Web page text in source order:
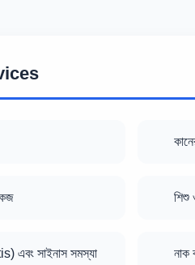
শিশু
এবং সাইনাস সমস্যা নাক